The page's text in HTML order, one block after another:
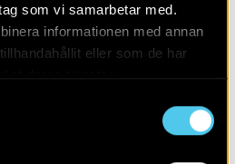
som vi samarbetar med.
informationen med annan
eller som de har
stenålder